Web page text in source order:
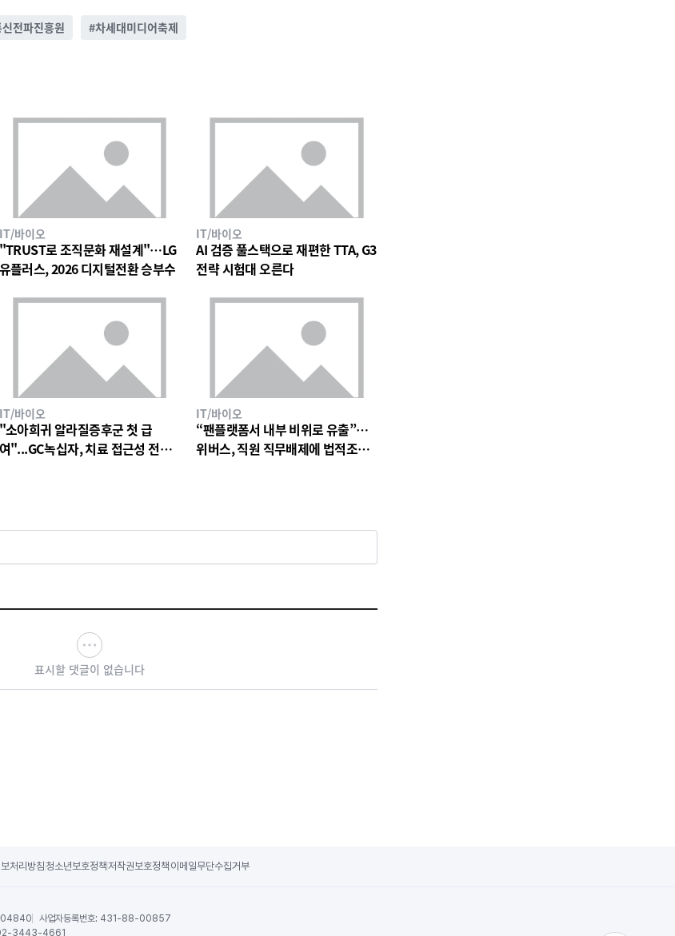
전파진흥원 #차세대미디어축제
IT/바이오
"TRUST로 조직문화 재설계"…LG
유플러스, 2026 디지털전환 승부수
IT/바이오
AI 검증 풀스택으로 재편한 TTA, G3
전략 시험대 오른다
IT/바이오
"소아희귀 알라질증후군 첫 급
여"...GC녹십자, 치료 접근성 전환
IT/바이오
“팬플랫폼서 내부 비위로 유출”…
위버스, 직원 직무배제에 법적조치
표시할 댓글이 없습니다
처리방침 청소년보호정책저작권보호정책 이메일무단수집거부
04840 사업자등록번호: 431-88-00857
3443-4661